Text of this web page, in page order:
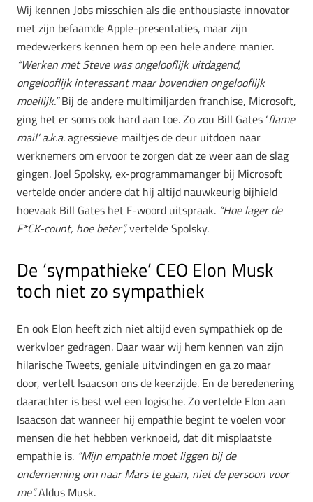
Wij kennen Jobs misschien als die enthousiaste innovator
met zijn befaamde Apple-presentaties, maar zijn
medewerkers kennen hem op een hele andere manier.
“Werken met Steve was ongelooflijk uitdagend,
ongelooflijk interessant maar bovendien ongelooflijk
moeilijk.”Bij de andere multimiljarden franchise, Microsoft,
ging het er soms ook hard aan toe. Zo zou Bill Gates ‘flame
mail’ a.k.a. agressieve mailtjes de deur uitdoen naar
werknemers om ervoor te zorgen dat ze weer aan de slag
gingen. Joel Spolsky, ex-programmamanger bij Microsoft
vertelde onder andere dat hij altijd nauwkeurig bijhield
hoevaak Bill Gates het F-woord uitspraak. “Hoe lager de
F*CK-count, hoe beter”,vertelde Spolsky.
De ‘sympathieke’ CEO Elon Musk
toch niet zo sympathiek
En ook Elon heeft zich niet altijd even sympathiek op de
werkvloer gedragen. Daar waar wij hem kennen van zijn
hilarische Tweets, geniale uitvindingen en ga zo maar
door, vertelt Isaacson ons de keerzijde. En de beredenering
daarachter is best wel een logische. Zo vertelde Elon aan
Isaacson dat wanneer hij empathie begint te voelen voor
mensen die het hebben verknoeid, dat dit misplaatste
empathie is. “Mijn empathie moet liggen bij de
onderneming om naar Mars te gaan, niet de persoon voor
me”.Aldus Musk.